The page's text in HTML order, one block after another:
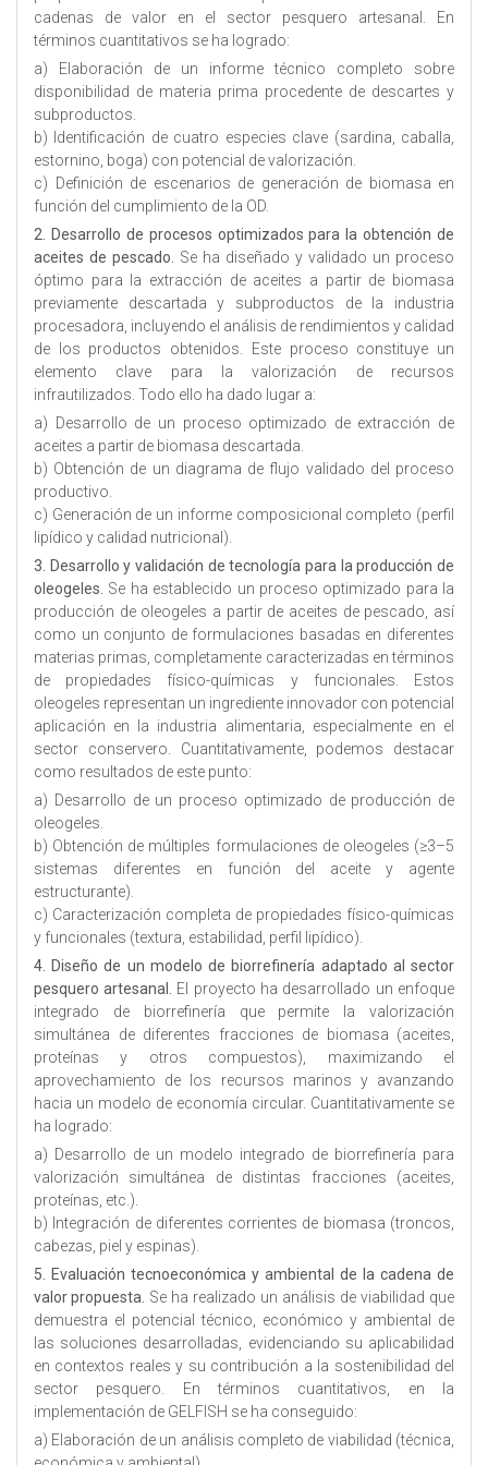
cadenas de valor en el sector pesquero artesanal. En
términos cuantitativos se ha logrado:
a) Elaboración de un informe técnico completo sobre
disponibilidad de materia prima procedente de descartes y
subproductos.
b) Identificación de cuatro especies clave (sardina, caballa,
estornino, boga) con potencial de valorización.
c) Definición de escenarios de generación de biomasa en
función del cumplimiento de la OD.
2. Desarrollo de procesos optimizados para la obtención de
aceites de pescado. Se ha diseñado y validado un proceso
óptimo para la extracción de aceites a partir de biomasa
previamente descartada y subproductos de la industria
procesadora, incluyendo el análisis de rendimientos y calidad
de los productos obtenidos. Este proceso constituye un
elemento clave para la valorización de recursos
infrautilizados. Todo ello ha dado lugar a:
a) Desarrollo de un proceso optimizado de extracción de
aceites a partir de biomasa descartada.
b) Obtención de un diagrama de flujo validado del proceso
productivo.
c) Generación de un informe composicional completo (perfil
lipídico y calidad nutricional).
3. Desarrollo y validación de tecnología para la producción de
oleogeles. Se ha establecido un proceso optimizado para la
producción de oleogeles a partir de aceites de pescado, así
como un conjunto de formulaciones basadas en diferentes
materias primas, completamente caracterizadas en términos
de propiedades físico-químicas y funcionales. Estos
oleogeles representan un ingrediente innovador con potencial
aplicación en la industria alimentaria, especialmente en el
sector conservero. Cuantitativamente, podemos destacar
como resultados de este punto:
a) Desarrollo de un proceso optimizado de producción de
oleogeles.
b) Obtención de múltiples formulaciones de oleogeles (≥3–5
sistemas diferentes en función del aceite y agente
estructurante).
c) Caracterización completa de propiedades físico-químicas
y funcionales (textura, estabilidad, perfil lipídico).
4. Diseño de un modelo de biorrefinería adaptado al sector
pesquero artesanal.
El proyecto ha desarrollado un enfoque
integrado de biorrefinería que permite la valorización
simultánea de diferentes fracciones de biomasa (aceites,
proteínas y otros compuestos), maximizando el
aprovechamiento de los recursos marinos y avanzando
hacia un modelo de economía circular. Cuantitativamente se
ha logrado:
a) Desarrollo de un modelo integrado de biorrefinería para
valorización simultánea de distintas fracciones (aceites,
proteínas, etc.).
b) Integración de diferentes corrientes de biomasa (troncos,
cabezas, piel y espinas).
5. Evaluación tecnoeconómica y ambiental de la cadena de
valor propuesta. Se ha realizado un análisis de viabilidad que
demuestra el potencial técnico, económico y ambiental de
las soluciones desarrolladas, evidenciando su aplicabilidad
en contextos reales y su contribución a la sostenibilidad del
sector pesquero. En términos cuantitativos, en la
implementación de GELFISH se ha conseguido:
a) Elaboración de un análisis completo de viabilidad (técnica,